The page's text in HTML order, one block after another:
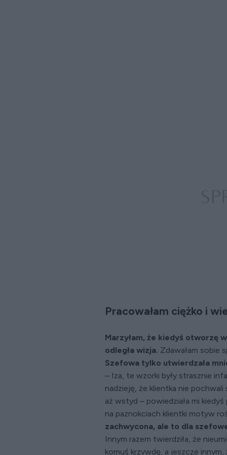
Pracowałam ciężko i
Marzyłam, że kiedyś otworzę
odległa wizja. Zdawałam sobie
Szefowa tylko utwierdzała
– Iza, te wzorki były strasznie
nadzieję, że klientka nie
aż wstyd – powiedziała mi
na paznokciach klientki motyw
zachwycona, ale to dla
Innym razem twierdziła, że
komuś krzywdę, a jeszcze innym,